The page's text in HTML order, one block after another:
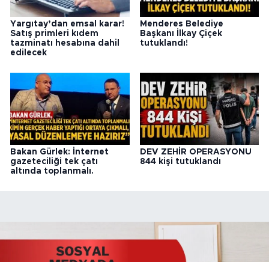
Yargıtay’dan emsal karar!
Satış primleri kıdem
tazminatı hesabına dahil
edilecek
Menderes Belediye
Başkanı İlkay Çiçek
tutuklandı!
Bakan Gürlek: İnternet
gazeteciliği tek çatı
altında toplanmalı.
DEV ZEHİR OPERASYONU
844 kişi tutuklandı